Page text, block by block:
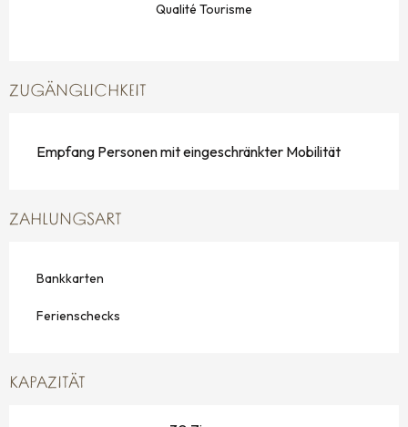
Qualité Tourisme
ZUGÄNGLICHKEIT
Empfang Personen mit eingeschränkter Mobilität
ZAHLUNGSART
Bankkarten
Ferienschecks
KAPAZITÄT